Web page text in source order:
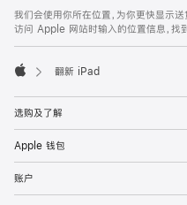
页
页
脚
注
我们会使用你所在位置，为你更快显示
访问 Apple 网站时输入的位置信息，找
翻新 iPad
选购及了解
Apple 钱包
账户